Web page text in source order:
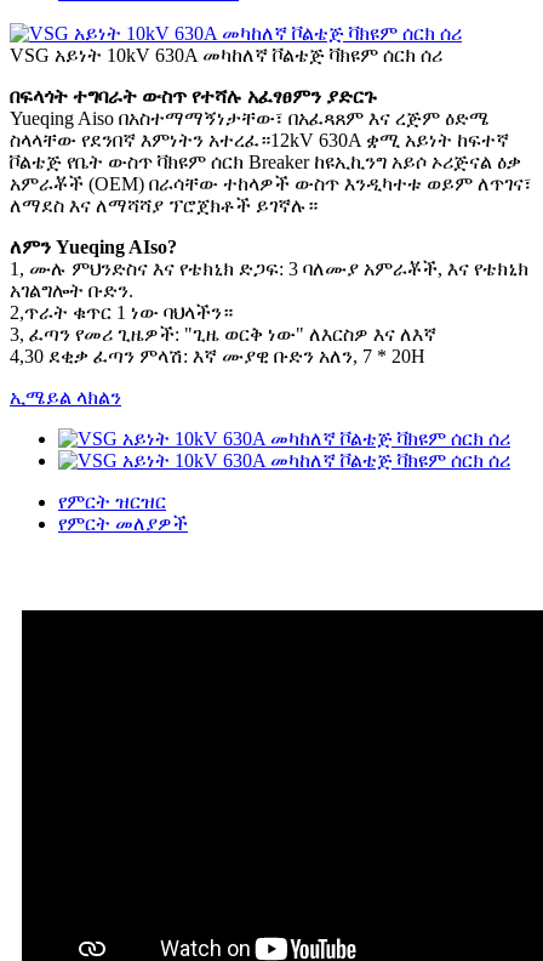
VSG አይነት 10kV 630A መካከለኛ ቮልቴጅ ቫክዩም ሰርክ ሰሪ
በፍላጎት ተግባራት ውስጥ የተሻሉ አፈፃፀምን ያድርጉ
Yueqing Aiso በአስተማማኝነታቸው፣ በአፈጻጸም እና ረጅም ዕድሜ
ስላላቸው የደንበኛ እምነትን አተረፈ።12kV 630A ቋሚ አይነት ከፍተኛ
ቮልቴጅ የቤት ውስጥ ቫክዩም ሰርክ Breaker ከዩኢኪንግ አይሶ ኦሪጅናል ዕቃ
አምራቾች (OEM) በራሳቸው ተከላዎች ውስጥ እንዲካተቱ ወይም ለጥገና፣
ለማደስ እና ለማሻሻያ ፕሮጀክቶች ይገኛሉ።
ለምን Yueqing AIso?
1, ሙሉ ምህንድስና እና የቴክኒክ ድጋፍ: 3 ባለሙያ አምራቾች, እና የቴክኒክ
አገልግሎት ቡድን.
2,ጥራት ቁጥር 1 ነው ባህላችን።
3, ፈጣን የመሪ ጊዜዎች: "ጊዜ ወርቅ ነው" ለእርስዎ እና ለእኛ
4,30 ደቂቃ ፈጣን ምላሽ: እኛ ሙያዊ ቡድን አለን, 7 * 20H
ኢሜይል ላክልን
የምርት ዝርዝር
የምርት መለያዎች